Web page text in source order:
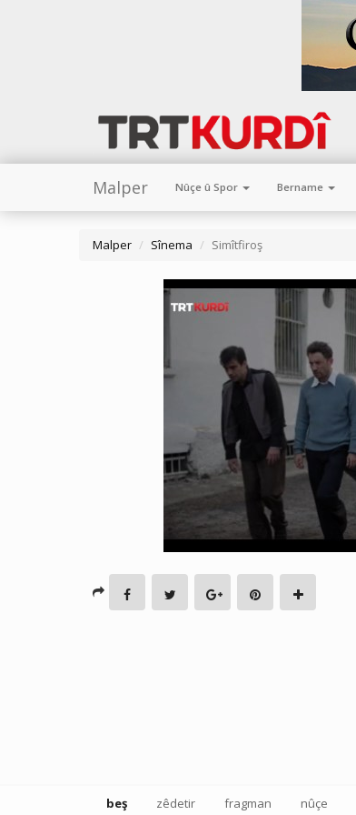
Malper Nûçe û Spor Bername
Malper Sînema Simîtfiroş
beş zêdetir fragman nûçe